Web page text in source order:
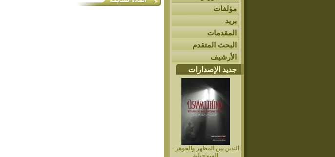
مؤلفات
بريد
المقدمات
البحث المتقدم
الأرشيف
جديد الإصدارات
التدين بين المظهر والجوهر -
السواحيلية